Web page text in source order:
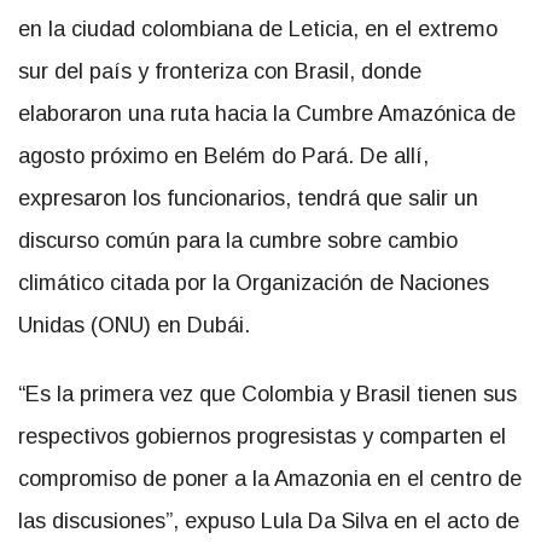
en la ciudad colombiana de Leticia, en el extremo
sur del país y fronteriza con Brasil, donde
elaboraron una ruta hacia la Cumbre Amazónica de
agosto próximo en Belém do Pará. De allí,
expresaron los funcionarios, tendrá que salir un
discurso común para la cumbre sobre cambio
climático citada por la Organización de Naciones
Unidas (ONU) en Dubái.
“Es la primera vez que Colombia y Brasil tienen sus
respectivos gobiernos progresistas y comparten el
compromiso de poner a la Amazonia en el centro de
las discusiones”, expuso Lula Da Silva en el acto de